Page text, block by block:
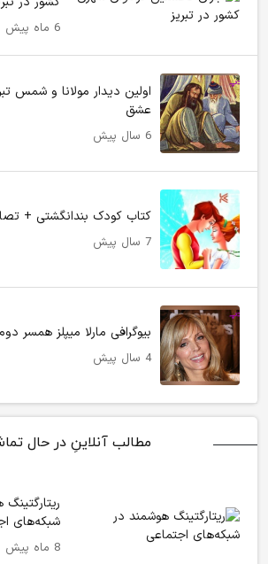
6 ماه پیش
اولین دیدار مولانا و شمس
عشق
6 سال پیش
کتاب کودک بندانگشتی +
7 سال پیش
بیوگرافی مارلا میپلز همسر
4 سال پیش
مطالب آنلاینِ در حال
شبکه‌های
8 ماه پیش